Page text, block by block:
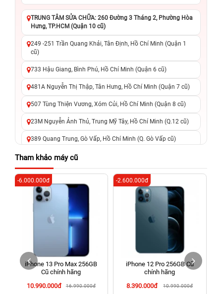
TRUNG TÂM SỬA CHỮA: 260 Đường 3 Tháng 2, Phường Hòa
Hưng, TP.HCM (Quận 10 cũ)
249 -251 Trần Quang Khải, Tân Định, Hồ Chí Minh (Quận 1
cũ)
733 Hậu Giang, Bình Phú, Hồ Chí Minh (Quận 6 cũ)
481A Nguyễn Thị Thập, Tân Hưng, Hồ Chí Minh (Quận 7 cũ)
507 Tùng Thiện Vương, Xóm Củi, Hồ Chí Minh (Quận 8 cũ)
23M Nguyễn Ảnh Thủ, Trung Mỹ Tây, Hồ Chí Minh (Q.12 cũ)
389 Quang Trung, Gò Vấp, Hồ Chí Minh (Q. Gò Vấp cũ)
625 - 625A Âu Cơ, Tân Phú, Hồ Chí Minh (Quận Tân Phú cũ)
326 Lê Văn Việt, Tăng Nhơn Phú, Hồ Chí Minh (Q.9 TP. Thủ
Đức cũ)
256 Võ Văn Ngân, Thủ Đức, Hồ Chí Minh (Bình Thọ, TP. Thủ
70 Nguyễn An Ninh, Dĩ An, Hồ Chí Minh (Bình Dương Cũ)
24h Vũng Tàu: 162A Ba Cu, Vũng Tàu, Hồ Chí Minh (TP. Vũng
Tàu cũ)
198 Hoàng Văn Thụ, Tân Sơn Nhất, Hồ Chí Minh (Tân Bình
Tham khảo máy cũ
iPhone 13 Pro Max 256GB
Cũ chính hãng
10.990.000đ
16.990.000đ
-6.000.000đ
iPhone 12 Pro 256GB Cũ
chính hãng
8.390.000đ
10.990.000đ
-2.600.000đ